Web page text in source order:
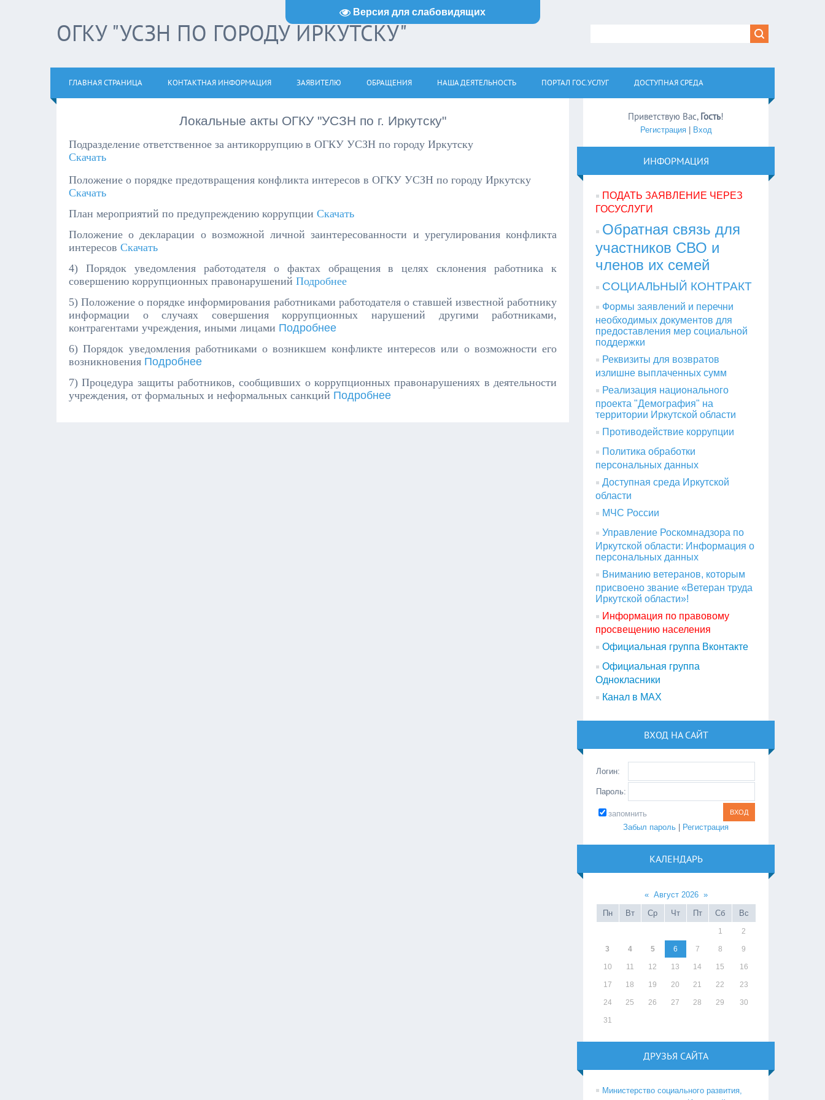
Версия для слабовидящих
ОГКУ "УСЗН ПО ГОРОДУ ИРКУТСКУ"
ГЛАВНАЯ СТРАНИЦА КОНТАКТНАЯ ИНФОРМАЦИЯ ЗАЯВИТЕЛЮ ОБРАЩЕНИЯ НАША ДЕЯТЕЛЬНОСТЬ ПОРТАЛ ГОС.УСЛУГ ДОСТУПНАЯ СРЕДА
Локальные акты ОГКУ "УСЗН по г. Иркутску"
Подразделение ответственное за антикоррупцию в ОГКУ УСЗН по городу Иркутску
Скачать
Положение о порядке предотвращения конфликта интересов в ОГКУ УСЗН по городу Иркутску
Скачать
План мероприятий по предупреждению коррупции Скачать
Положение о декларации о возможной личной заинтересованности и урегулирования конфликта
интересов Скачать
4) Порядок уведомления работодателя о фактах обращения в целях склонения работника
к
совершению коррупционных правонарушений Подробнее
5) Положение о порядке информирования работниками работодателя о ставшей известной работнику
информации о случаях совершения коррупционных нарушений другими работниками,
контрагентами учреждения, иными лицами Подробнее
6) Порядок уведомления работниками о возникшем конфликте интересов или о возможности его
возникновения Подробнее
7) Процедура защиты работников, сообщивших о коррупционных правонарушениях в деятельности
учреждения, от формальных и неформальных санкций Подробнее
Приветствую Вас, Гость!
Регистрация| Вход
ИНФОРМАЦИЯ
ПОДАТЬ ЗАЯВЛЕНИЕ ЧЕРЕЗ
ГОСУСЛУГИ
Обратная связь для
участников СВО и
членов их семей
СОЦИАЛЬНЫЙ КОНТРАКТ
Формы заявлений и перечни
необходимых документов для
предоставления мер социальной
поддержки
Реквизиты для возвратов
излишне выплаченных сумм
Реализация национального
проекта "Демография" на
территории Иркутской области
Противодействие коррупции
Политика обработки
персональных данных
Доступная среда Иркутской
области
МЧС России
Управление Роскомнадзора по
Иркутской области: Информация о
персональных данных
Вниманию ветеранов, которым
присвоено звание «Ветеран труда
Иркутской области»!
Информация по правовому
просвещению населения
Официальная группа Вконтакте
Официальная группа
Однокласники
Канал в МАХ
ВХОД НА САЙТ
Логин:
Пароль:
запомнить
Забыл пароль| Регистрация
КАЛЕНДАРЬ
« Август 2026 »
Пн
Вт Ср Чт Пт Сб Вс
1 2
3 4 5 6 7 8 9
10 11 12 13 14 15 16
17 18 19 20 21 22 23
24 25 26 27 28 29 30
31
ДРУЗЬЯ САЙТА
Министерство социального развития,